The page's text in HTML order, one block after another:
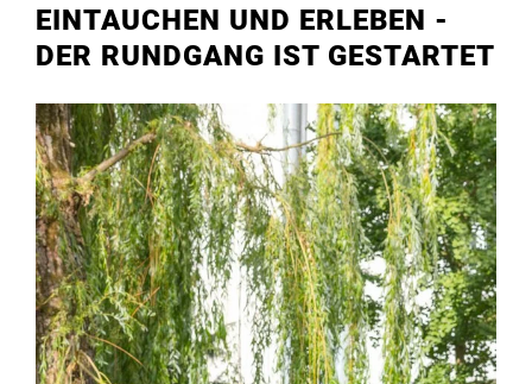
EINTAUCHEN UND ERLEBEN -
DER RUNDGANG IST GESTARTET